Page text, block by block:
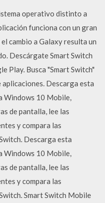
operativo distinto a
funciona con un gran
cambio a Galaxy resulta un
Descárgate Smart Switch
Play. Busca "Smart Switch"
aplicaciones. Descarga esta
Windows 10 Mobile,
de pantalla, lee las
y compara las
Descarga esta
Windows 10 Mobile,
de pantalla, lee las
y compara las
Smart Switch Mobile